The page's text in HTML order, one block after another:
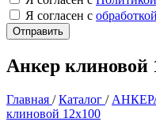
Я согласен с
Анкер клиновой
Главная /Каталог /
клиновой 12х100